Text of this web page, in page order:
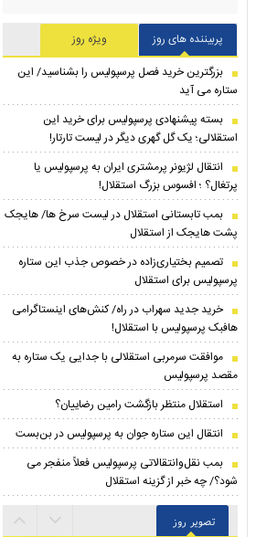
پربیننده های روز
ویژه روز
بزرگترین خرید فصل پرسپولیس را بشناسید/ این
ستاره می آید
بسته پیشنهادی پرسپولیس برای خرید این
استقلالی؛ یک گل گهری دیگر در لیست تارتار!
انتقال لژیونر پرمشتری ایران به پرسپولیس یا
پرتغال؟ ؛ افسوس بزرگ استقلال!
بمب تابستانی استقلال در لیست سرخ ها/ هایجک
پشت هایجک از استقلال
تصمیم بختیاری‌زاده در خصوص جذب این ستاره
پرسپولیس برای استقلال
خرید جدید سهراب در راه/ کنش‌های اینستاگرامی
هافبک پرسپولیس با استقلال!
موافقت سرمربی استقلالی با جدایی یک ستاره به
مقصد پرسپولیس
استقلال منتظر بازگشت رامین رضاییان؟
انتقال این ستاره جوان به پرسپولیس در بن‌بست
بمب نقل‌وانتقالاتی پرسپولیس فعلاً منفجر می
شود؟/ چه خبر از گزینه استقلال
تصویر روز